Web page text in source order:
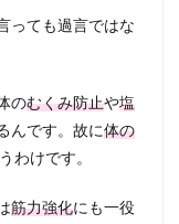
っても過言ではな
のむくみ防止や塩
んです。故に体の
わけです。
筋力強化にも一役